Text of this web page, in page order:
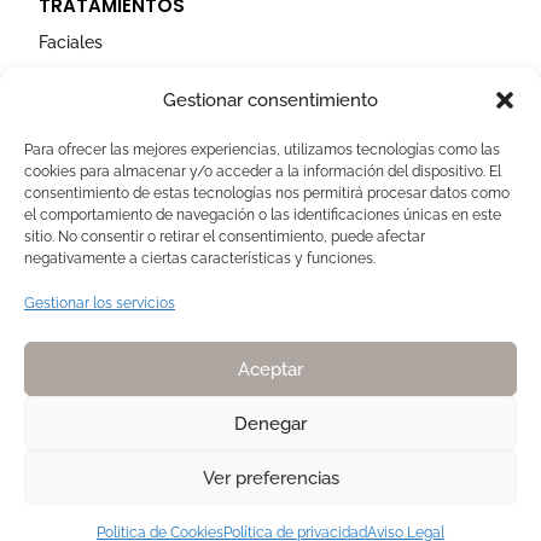
Gestionar consentimiento
Para ofrecer las mejores experiencias, utilizamos tecnologías como las
cookies para almacenar y/o acceder a la información del dispositivo. El
consentimiento de estas tecnologías nos permitirá procesar datos como
el comportamiento de navegación o las identificaciones únicas en este
sitio. No consentir o retirar el consentimiento, puede afectar
negativamente a ciertas características y funciones.
Gestionar los servicios
Aceptar
Denegar
Ver preferencias
Politica de CookiesPolítica de privacidadAviso Legal
TRATAMIENTOS
Faciales
AVISOS LEGALES
Aviso Legal
Politica de Cookies
Política de privacidad
Copyright 2025. Todos los derechos reservados NATURELLE by Pilar